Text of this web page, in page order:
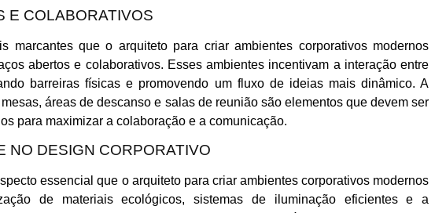
E COLABORATIVOS
marcantes que o arquiteto para criar ambientes corporativos modernos
abertos e colaborativos. Esses ambientes incentivam a interação entre
barreiras físicas e promovendo um fluxo de ideias mais dinâmico. A
áreas de descanso e salas de reunião são elementos que devem ser
para maximizar a colaboração e a comunicação.
NO DESIGN CORPORATIVO
essencial que o arquiteto para criar ambientes corporativos modernos
de materiais ecológicos, sistemas de iluminação eficientes e a